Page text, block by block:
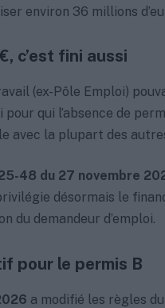
environ 36 millions
c’est fini aussi
(ex-Pôle Emploi)
pour qui l’absence de
avec la plupart des
48 du 27 novembre
désormais le
du demandeur d’emploi.
pour le permis B
a modifié les règles